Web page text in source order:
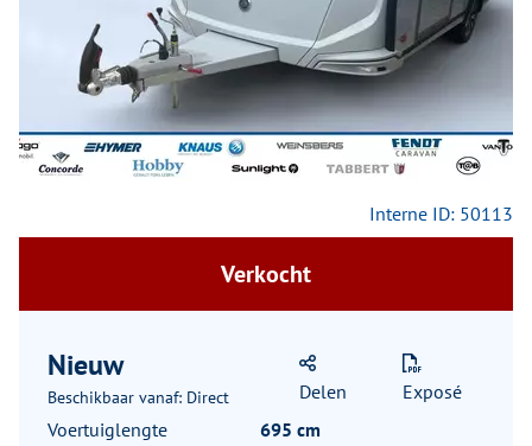
Interne ID: 50113
Verkocht
Nieuw
Beschikbaar vanaf: Direct Delen
Exposé
Voertuiglengte
695 cm